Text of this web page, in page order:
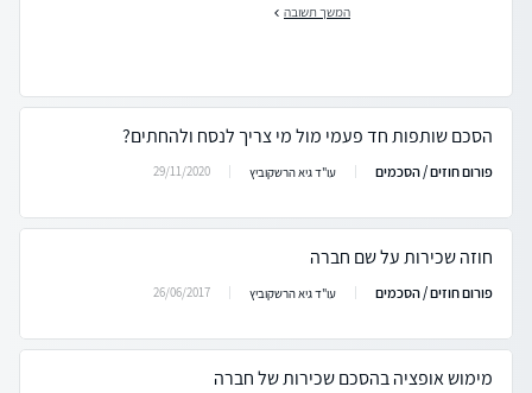
המשך תשובה
הסכם שותפות חד פעמי מול מי צריך לנסח ולהחתים?
פורום חוזים / הסכמים עו"ד גיא הרשקוביץ 29/11/2020
חוזה שכירות על שם חברה
פורום חוזים / הסכמים עו"ד גיא הרשקוביץ 26/06/2017
מימוש אופציה בהסכם שכירות של חברה